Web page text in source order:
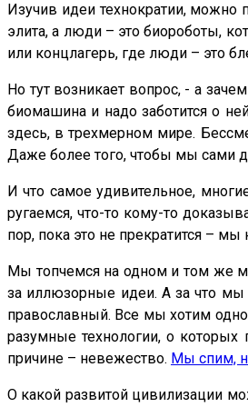
Изучив идеи технократии, можно
элита, а люди – это биороботы,
или концлагерь, где люди – это
Но тут возникает вопрос, - а
биомашина и надо заботится о
здесь, в трехмерном мире.
Даже более того, чтобы мы сами
И что самое удивительное,
ругаемся, что-то кому-то
пор, пока это не прекратится –
Мы топчемся на одном и том же
за иллюзорные идеи. А за что мы
православный. Все мы хотим
разумные технологии, о
причине – невежество. Мы спим,
О какой развитой цивилизации